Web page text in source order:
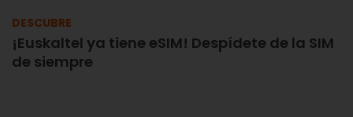
DESCUBRE
¡Euskaltel ya tiene eSIM! Despídete de la SIM
de siempre